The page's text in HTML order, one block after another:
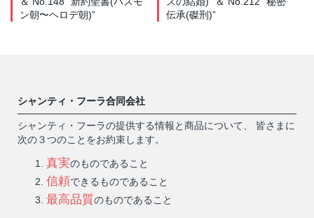
ン朝〜ヘロデ朝)”
伝承(磔刑)”
シャンティ・フーラ合同会社
シャンティ・フーラの提供する情報と商品について、 皆さまに
次の３つのことをお約束します。
真実のものであること
信頼できるものであること
最高品質のものであること